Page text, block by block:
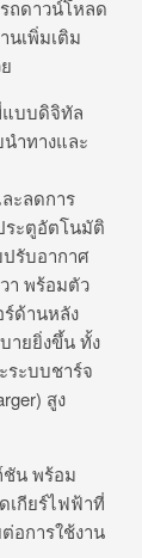
ถดาวน์โหลด
นเพิ่มเติม
บบดิจิทัล
ำทางและ
ะลดการ
ะตูอัตโนมัติ
รับอากาศ
า พร้อมตัว
ร์ด้านหลัง
ายยิ่งขึ้น ทั้ง
ระบบชาร์จ
สูง
น พร้อม
เกียร์ไฟฟ้าที่
อการใช้งาน